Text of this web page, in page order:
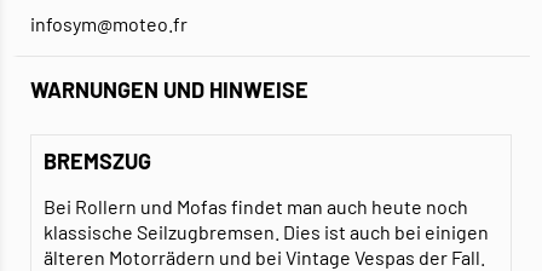
infosym@moteo.fr
WARNUNGEN UND HINWEISE
BREMSZUG
Bei Rollern und Mofas findet man auch heute noch
klassische Seilzugbremsen. Dies ist auch bei einigen
älteren Motorrädern und bei Vintage Vespas der Fall.